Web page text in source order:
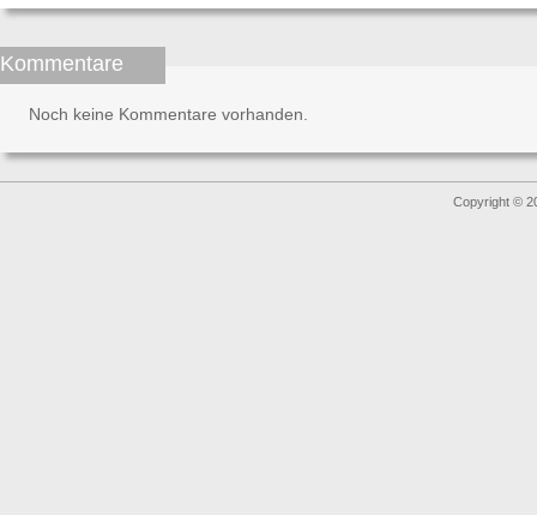
Kommentare
Noch keine Kommentare vorhanden.
Copyright ©